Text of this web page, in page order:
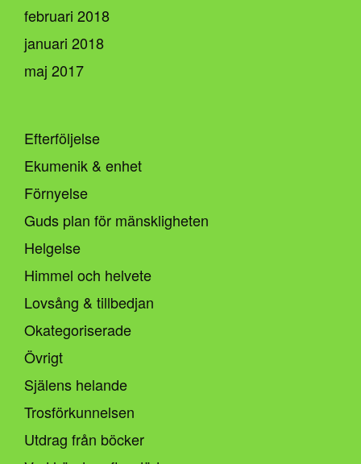
februari 2018
januari 2018
maj 2017
Efterföljelse
Ekumenik & enhet
Förnyelse
Guds plan för mänskligheten
Helgelse
Himmel och helvete
Lovsång & tillbedjan
Okategoriserade
Övrigt
Själens helande
Trosförkunnelsen
Utdrag från böcker